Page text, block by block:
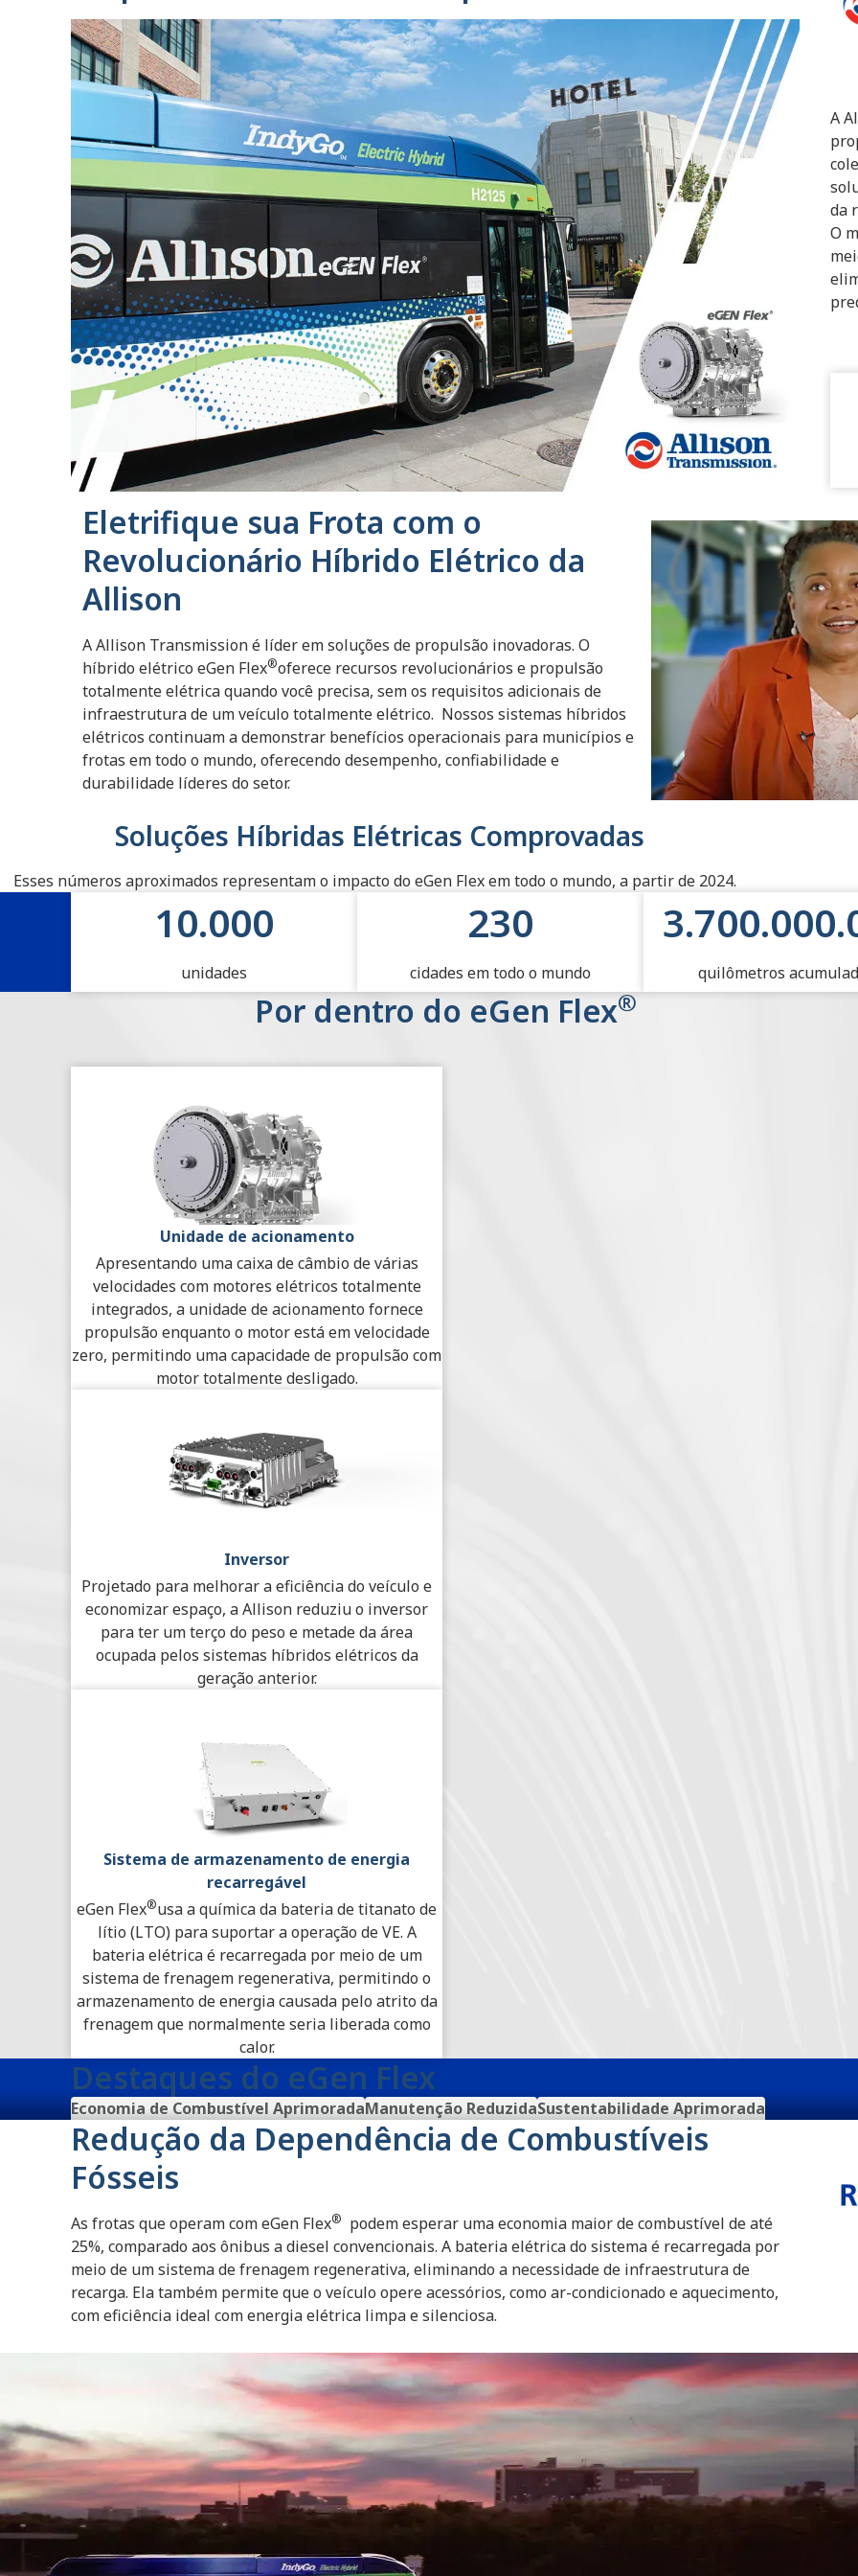
A
da
O
Eletrifique sua Frota com o
Revolucionário Híbrido Elétrico da
Allison
A Allison Transmission é líder em soluções de propulsão inovadoras. O
híbrido elétrico eGen Flex®oferece recursos revolucionários e propulsão
totalmente elétrica quando você precisa, sem os requisitos adicionais de
infraestrutura de um veículo totalmente elétrico. Nossos sistemas híbridos
elétricos continuam a demonstrar benefícios operacionais para municípios e
frotas em todo o mundo, oferecendo desempenho, confiabilidade e
durabilidade líderes do setor.
Soluções Híbridas Elétricas Comprovadas
Esses números aproximados representam o impacto do eGen Flex em todo o mundo, a partir de 2024.
Impacto dos Sistemas de Propulsão Híbridos Elétricos da
10.000
unidades
230
cidades em todo o mundo quilômetros
Por dentro do eGen Flex®
Unidade de acionamento
Apresentando uma caixa de câmbio de várias
velocidades com motores elétricos totalmente
integrados, a unidade de acionamento fornece
propulsão enquanto o motor está em velocidade
zero, permitindo uma capacidade de propulsão com
motor totalmente desligado.
Inversor
Projetado para melhorar a eficiência do veículo e
economizar espaço, a Allison reduziu o inversor
para ter um terço do peso e metade da área
ocupada pelos sistemas híbridos elétricos da
geração anterior.
Sistema de armazenamento de energia
recarregável
eGen Flex®usa a química da bateria de titanato de
lítio (LTO) para suportar a operação de VE. A
bateria elétrica é recarregada por meio de um
sistema de frenagem regenerativa, permitindo o
armazenamento de energia causada pelo atrito da
frenagem que normalmente seria liberada como
calor.
Destaques do eGen Flex
Economia de Combustível AprimoradaManutenção ReduzidaSustentabilidade Aprimorada
Redução da Dependência de Combustíveis
Fósseis
As frotas que operam com eGen Flex® podem esperar uma economia maior de combustível de até
25%, comparado aos ônibus a diesel convencionais. A bateria elétrica do sistema é recarregada por
meio de um sistema de frenagem regenerativa, eliminando a necessidade de infraestrutura de
recarga. Ela também permite que o veículo opere acessórios, como ar-condicionado e aquecimento,
com eficiência ideal com energia elétrica limpa e silenciosa.